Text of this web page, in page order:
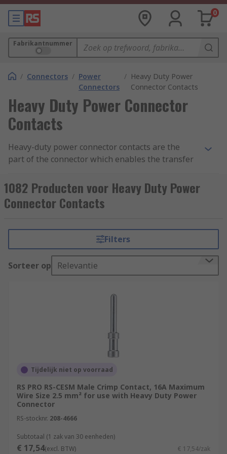
0
Fabrikantnummer
/ Connectors / Power
Connectors
/ Heavy Duty Power
Connector Contacts
Heavy Duty Power Connector
Contacts
Heavy-duty power connector contacts are the
part of the connector which enables the transfer
metal contacts can either be pin (male) or socket
(female). Power connector contacts are used in
conjunction with heavy-duty electrical connectors
inserts. RS offer an extensive range of connector
contacts in a variety of contact materials, platings
and wire sizes.
Selecting the correct connector contact.
application. Electrical power connectors often
carry large voltages and high currents so great
care must be taken to ensure you have the right
connector.
Amperage and voltage- The current
carrying capacity of the connector and
connectors will be suitable. Heat will be
produced by the contacts, so the total
1082 Producten voor Heavy Duty Power
Connector Contacts
Filters
Sorteer op Relevantie
Tijdelijk niet op voorraad
RS PRO RS-CESM Male Crimp Contact, 16A Maximum
Wire Size 2.5 mm² for use with Heavy Duty Power
Connector
RS-stocknr. 208-4666
Subtotaal (1 zak van 30 eenheden)
€ 17,54(excl. BTW) € 17,54/zak